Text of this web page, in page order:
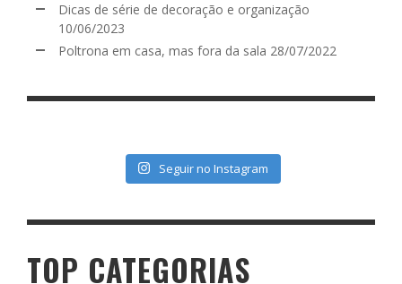
Dicas de série de decoração e organização
10/06/2023
Poltrona em casa, mas fora da sala 28/07/2022
Seguir no Instagram
TOP CATEGORIAS